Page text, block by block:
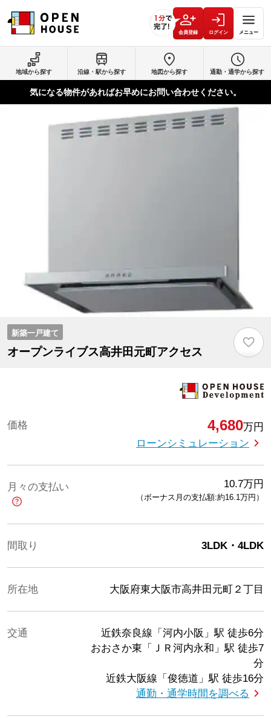
会員登録 ログイン メニュー
地域から探す 沿線・駅から探す 地図から探す 通勤・通学から探す
気になる物件があればお早めにお問い合わせください。
新築一戸建て
オープンライブス高井田元町アクセス
♡
価格 4,680万円
ローンシミュレーション
月々の支払い 10.7万円
（ボーナス月の支払額:約16.1万円 ）
間取り 3LDK・4LDK
所在地 大阪府東大阪市高井田元町２丁目
交通 近鉄奈良線「河内小阪」駅 徒歩6分
おおさか東「ＪＲ河内永和」駅 徒歩7
分
近鉄大阪線「俊徳道」駅 徒歩16分
通勤・通学時間を調べる